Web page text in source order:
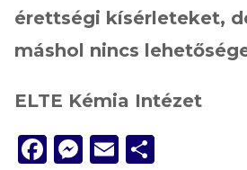
érettségi kísérleteket,
máshol nincs
ELTE Kémia Intézet
Facebook
Messenger
Email